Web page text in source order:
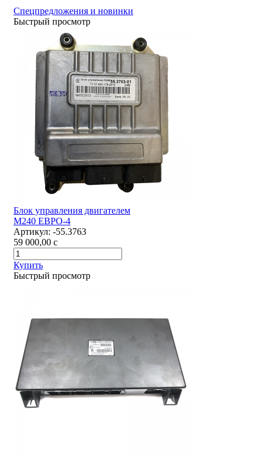
Спецпредложения и новинки
Быстрый просмотр
Блок управления двигателем
М240 ЕВРО-4
Артикул: -55.3763
59 000,00 c
Купить
Быстрый просмотр